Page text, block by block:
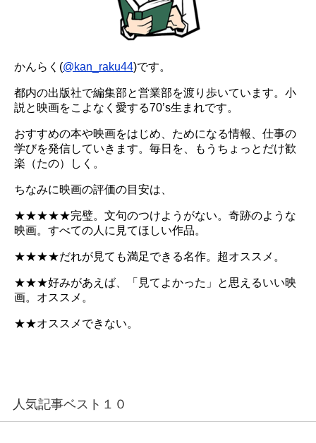
かんらく(@kan_raku44)です。
都内の出版社で編集部と営業部を渡り歩いています。小
説と映画をこよなく愛する70’s生まれです。
おすすめの本や映画をはじめ、ためになる情報、仕事の
学びを発信していきます。毎日を、もうちょっとだけ歓
楽（たの）しく。
ちなみに映画の評価の目安は、
★★★★★完璧。文句のつけようがない。奇跡のような
映画。すべての人に見てほしい作品。
★★★★だれが見ても満足できる名作。超オススメ。
★★★好みがあえば、「見てよかった」と思えるいい映
画。オススメ。
★★オススメできない。
人気記事ベスト１０